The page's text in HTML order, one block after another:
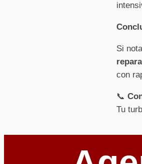
Si
con
📞
Tu